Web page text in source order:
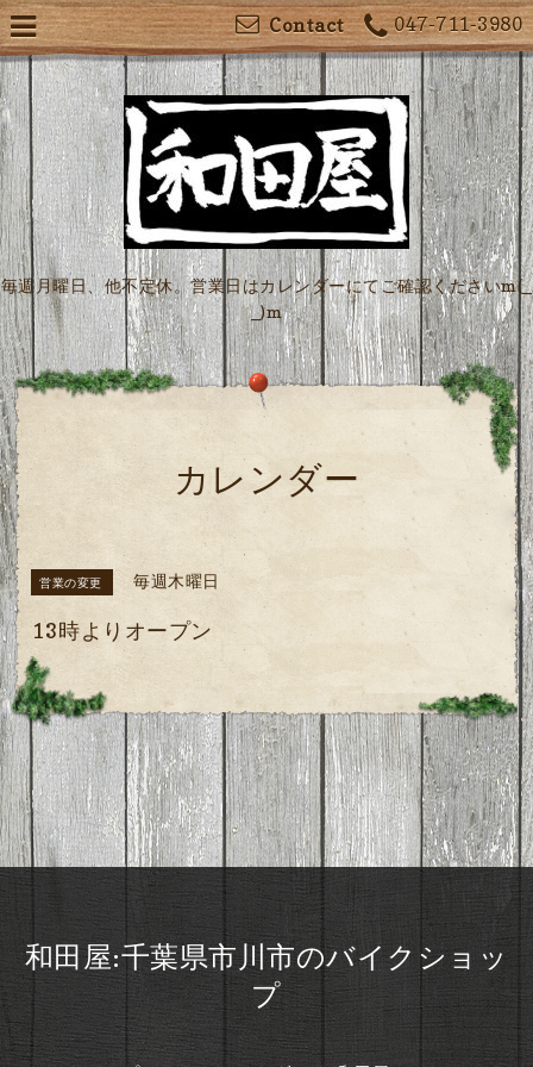
047-711-3980
Contact
毎週月曜日、他不定休。営業日はカレンダーにてご確認くださいm(_
_)m
カレンダー
営業の変更 毎週木曜日
13時よりオープン
和田屋:千葉県市川市のバイクショッ
プ